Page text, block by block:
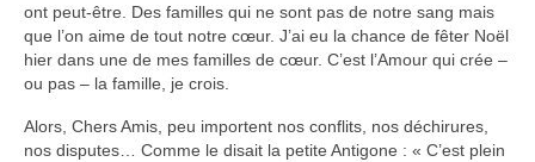
ont peut-être. Des familles qui ne sont pas de notre sang mais
que l’on aime de tout notre cœur. J’ai eu la chance de fêter Noël
hier dans une de mes familles de cœur. C’est l’Amour qui crée –
ou pas – la famille, je crois.
Alors, Chers Amis, peu importent nos conflits, nos déchirures,
nos disputes… Comme le disait la petite Antigone : « C’est plein